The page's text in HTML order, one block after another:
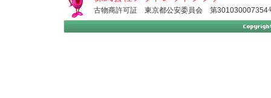
古物商許可証 東京都公安委員会 第301030007354